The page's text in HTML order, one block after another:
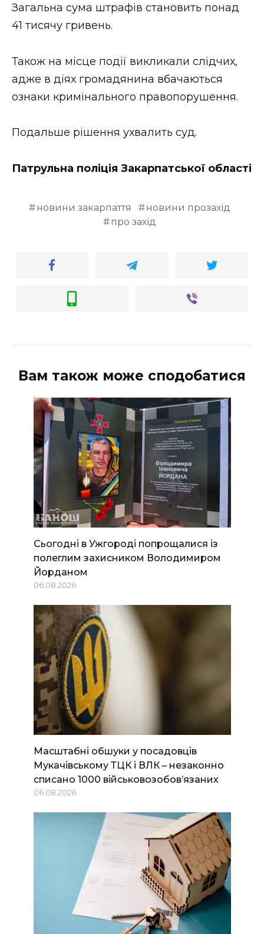
Загальна сума штрафів становить понад
41 тисячу гривень.
Також на місце події викликали слідчих,
адже в діях громадянина вбачаються
ознаки кримінального правопорушення.
Подальше рішення ухвалить суд.
Патрульна поліція Закарпатської області
новини закарпаття
новини прозахід
про захід
Вам також може сподобатися
Сьогодні в Ужгороді попрощалися із
полеглим захисником Володимиром
Йорданом
06.08.2026
Масштабні обшуки у посадовців
Мукачівському ТЦК і ВЛК – незаконно
списано 1000 військовозобов’язаних
06.08.2026